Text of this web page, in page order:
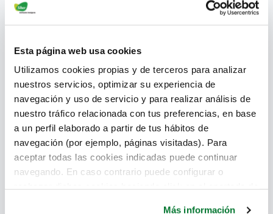
Esta página web usa cookies
Utilizamos cookies propias y de terceros para analizar
nuestros servicios, optimizar su experiencia de
navegación y uso de servicio y para realizar análisis de
nuestro tráfico relacionada con tus preferencias, en base
a un perfil elaborado a partir de tus hábitos de
navegación (por ejemplo, páginas visitadas). Para
aceptar todas las cookies indicadas puede continuar
navegando. En caso contrario puede configurar o
Más información